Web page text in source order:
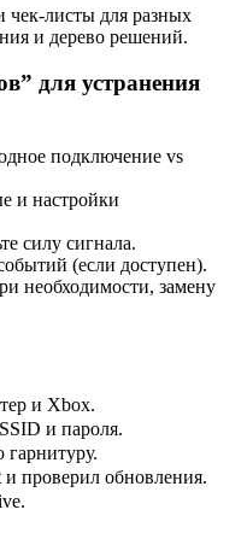
для разных
и дерево решений.
для устранения
подключение vs
и настройки
силу сигнала.
(если доступен).
необходимости, замену
и Xbox.
и пароля.
проверил обновления.